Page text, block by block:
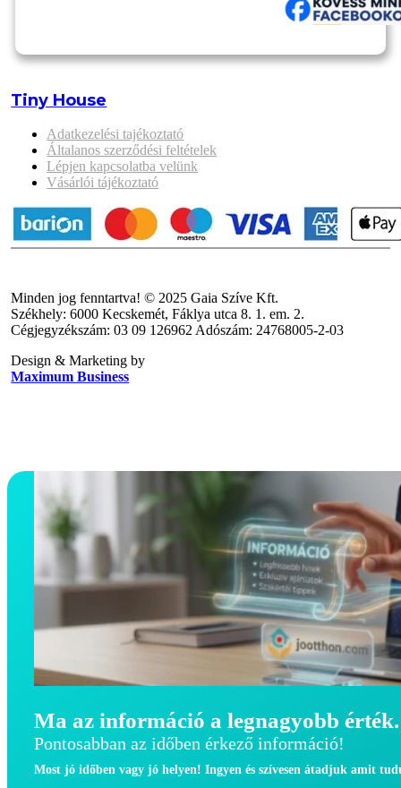
Tiny House
Adatkezelési tajékoztató
Általanos szerződési feltételek
Lépjen kapcsolatba velünk
Vásárlói tájékoztató
Minden jog fenntartva! © 2025 Gaia Szíve Kft.
Székhely: 6000 Kecskemét, Fáklya utca 8. 1. em. 2.
Cégjegyzékszám: 03 09 126962 Adószám: 24768005-2-03
Design & Marketing by
Maximum Business
Ma az információ a legnagyobb érték.
Pontosabban az időben érkező információ!
Most jó időben vagy jó helyen! Ingyen és szívesen átadjuk amit